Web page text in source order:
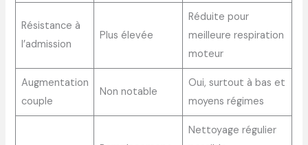
Résistance à
l’admission
Plus élevée
Réduite pour
meilleure respiration
moteur
Augmentation
couple
Non notable
Oui, surtout à bas et
moyens régimes
Nettoyage régulier